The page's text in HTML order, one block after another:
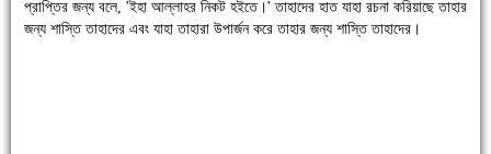
প্রাপ্তির জন্য বলে, 'ইহা আল্লাহর নিকট হইতে।' তাহাদের হাত যাহা রচনা করিয়াছে তাহার
জন্য শাস্তি তাহাদের এবং যাহা তাহারা উপার্জন করে তাহার জন্য শাস্তি তাহাদের।
চাঁদপুরে উই-এর প্রথম নানা ধরনের পণ্যের সমারোহ